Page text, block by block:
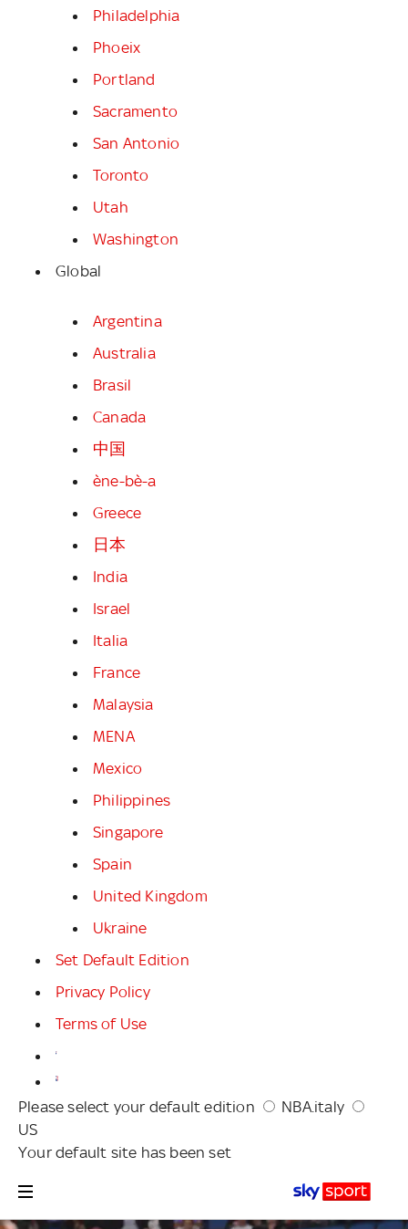
Philadelphia
Phoeix
Portland
Sacramento
San Antonio
Toronto
Utah
Washington
Global
Argentina
Australia
Brasil
Canada
中国
ène-bè-a
Greece
日本
India
Israel
Italia
France
Malaysia
MENA
Mexico
Philippines
Singapore
Spain
United Kingdom
Ukraine
Set Default Edition
Privacy Policy
Terms of Use
Please select your default edition
NBA.italy
US
Your default site has been set